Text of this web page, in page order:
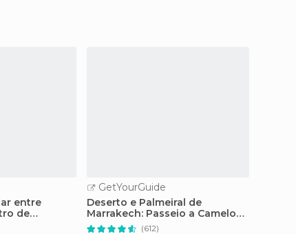
entre
de
GetYourGuide
Deserto e Palmeiral de
Marrakech: Passeio a Camelo
com Chá
(612)